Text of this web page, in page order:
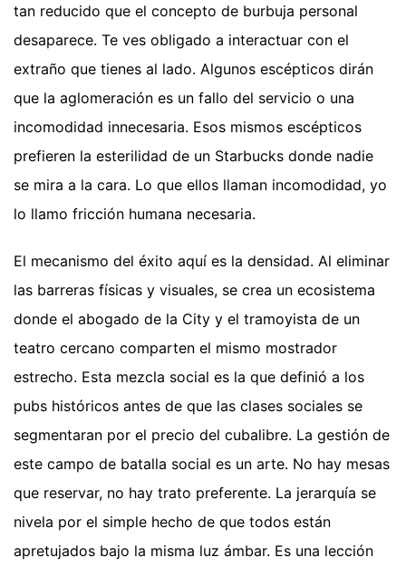
tan reducido que el concepto de burbuja personal
desaparece. Te ves obligado a interactuar con el
extraño que tienes al lado. Algunos escépticos dirán
que la aglomeración es un fallo del servicio o una
incomodidad innecesaria. Esos mismos escépticos
prefieren la esterilidad de un Starbucks donde nadie
se mira a la cara. Lo que ellos llaman incomodidad, yo
lo llamo fricción humana necesaria.
El mecanismo del éxito aquí es la densidad. Al eliminar
las barreras físicas y visuales, se crea un ecosistema
donde el abogado de la City y el tramoyista de un
teatro cercano comparten el mismo mostrador
estrecho. Esta mezcla social es la que definió a los
pubs históricos antes de que las clases sociales se
segmentaran por el precio del cubalibre. La gestión de
este campo de batalla social es un arte. No hay mesas
que reservar, no hay trato preferente. La jerarquía se
nivela por el simple hecho de que todos están
apretujados bajo la misma luz ámbar. Es una lección